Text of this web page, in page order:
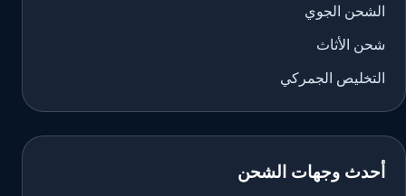
الشحن الجوي
شحن الأثاث
التخليص الجمركي
أحدث وجهات الشحن